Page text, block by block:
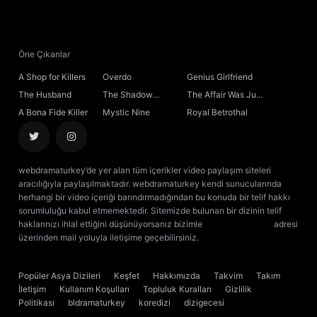
23. Bölüm
24. Bölüm
26. Bölüm
27. Bölüm
29. Bölüm
Öne Çıkanlar
A Shop for Killers Overdo
Genius Girlfriend
The Husband
The Shadow
Sovereign
The Affair Was Just
the Beginning
A Bona Fide Killer Mystic Nine Royal Betrothal
webdramaturkey’de yer alan tüm içerikler video paylaşım siteleri
aracılığıyla paylaşılmaktadır. webdramaturkey kendi sunucularında
herhangi bir video içeriği barındırmadığından bu konuda bir telif hakkı
sorumluluğu kabul etmemektedir. Sitemizde bulunan bir dizinin telif
haklarınızı ihlal ettiğini düşünüyorsanız bizimle
adresi
üzerinden mail yoluyla iletişime geçebilirsiniz.
Popüler Asya Dizileri Keşfet Hakkımızda Takvim
Takım
İletişim
Kullanım Koşulları Topluluk Kuralları
Gizlilik
Politikası
bldramaturkey koredizi
dizigecesi